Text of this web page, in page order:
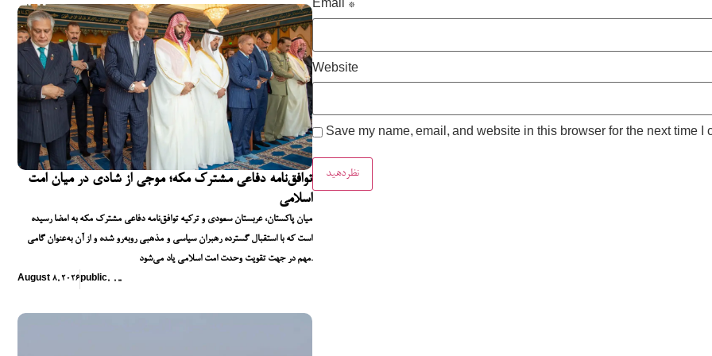
توافق‌نامه دفاعی مشترک مکه؛ موجی از شادی در میان امت
اسلامی
میان پاکستان، عربستان سعودی و ترکیه توافق‌نامه دفاعی مشترک مکه به امضا رسیده
است که با استقبال گسترده رهبران سیاسی و مذهبی روبه‌رو شده و از آن به‌عنوان گامی
مهم در جهت تقویت وحدت امت اسلامی یاد می‌شود.
August 8, 2026 public, ,,,
Email *
Website
Save my name, email, and website in this browser for the next time I